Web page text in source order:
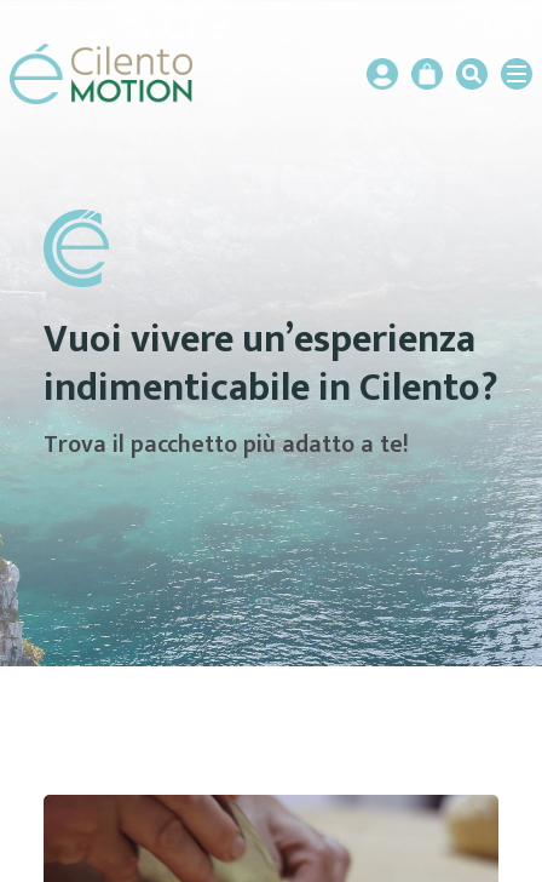
Vuoi vivere un’esperienza
indimenticabile in Cilento?
Trova il pacchetto più adatto a te!